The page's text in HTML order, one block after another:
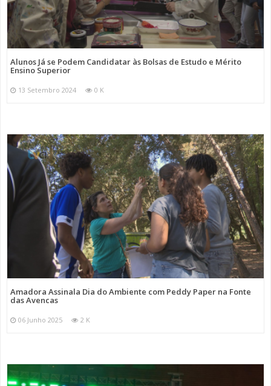
Alunos Já se Podem Candidatar às Bolsas de Estudo e Mérito
Ensino Superior
13 Setembro 2024 0 K
Amadora Assinala Dia do Ambiente com Peddy Paper na Fonte
das Avencas
06 Junho 2025 2 K